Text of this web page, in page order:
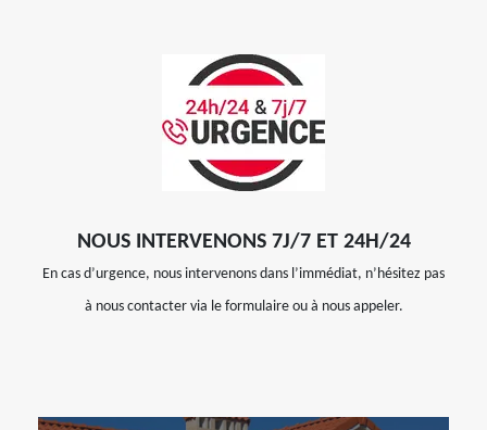
NOUS INTERVENONS 7J/7 ET 24H/24
En cas d’urgence, nous intervenons dans l’immédiat, n’hésitez pas
à nous contacter via le formulaire ou à nous appeler.